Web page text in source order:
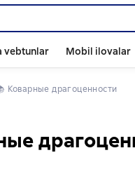
vebtunlar Mobil ilovalar
Коварные драгоценности